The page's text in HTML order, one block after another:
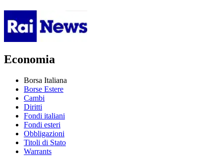
Economia
Borsa Italiana
Borse Estere
Cambi
Diritti
Fondi italiani
Fondi esteri
Obbligazioni
Titoli di Stato
Warrants